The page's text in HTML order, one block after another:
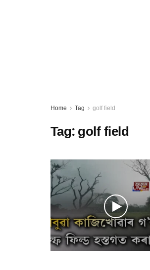
Home Tag golf field
Tag:golf field